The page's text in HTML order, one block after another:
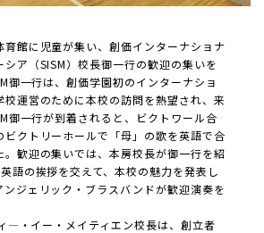
館に児童が集い、創価インターナショナ
ア（SISM）校長御一行の歓迎の集いを
御一行は、創価学園初のインターナショ
校運営のために本校の訪問を熱望され、来
御一行が到着されると、ビクトワール合
ビクトリーホールで「母」の歌を英語で合
。歓迎の集いでは、本房校長が御一行を紹
語の挨拶を交えて、本校の魅力を発表し
ンジェリック・ブラスバンドが歓迎演奏を
―・イー・メイティエン校長は、創立者